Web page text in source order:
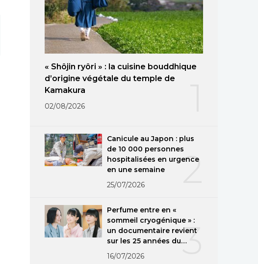
« Shôjin ryôri » : la cuisine bouddhique
d’origine végétale du temple de
Kamakura
02/08/2026
2
Canicule au Japon : plus
de 10 000 personnes
hospitalisées en urgence
en une semaine
25/07/2026
3
Perfume entre en «
sommeil cryogénique » :
un documentaire revient
sur les 25 années du
groupe
16/07/2026